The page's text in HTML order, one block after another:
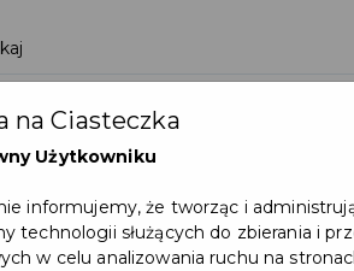
Wydarzenia
Programy
Mapa Miasta Załatw
Ochrona ludności
na Ciasteczka
Użytkowniku
informujemy, że tworząc i
technologii służących do zbierania i
w celu analizowania ruchu na